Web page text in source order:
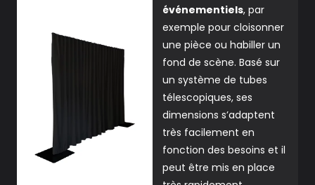
événementiels, par
exemple pour cloisonner
une pièce ou habiller un
fond de scène. Basé sur
un système de tubes
télescopiques, ses
dimensions s’adaptent
très facilement en
fonction des besoins et il
peut être mis en place